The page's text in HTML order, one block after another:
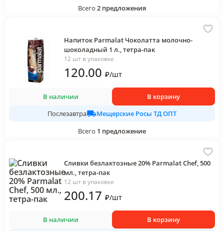
Всего 2 предложения
Напиток Parmalat Чоколатта молочно-
шоколадный 1 л., тетра-пак
12 шт в упаковке
120.00 ₽/шт
В наличии
В корзину
Послезавтра
Мещерские Росы ТД ОПТ
Всего 1 предложение
Сливки безлактозные 20% Parmalat Chef, 500
мл., тетра-пак
12 шт в упаковке
200.17 ₽/шт
В наличии
В корзину